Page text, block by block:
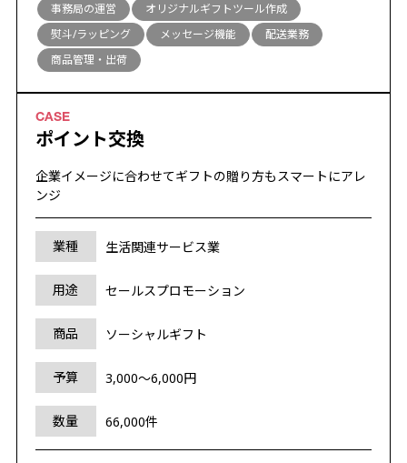
事務局の運営
オリジナルギフトツール作成
熨斗/ラッピング
メッセージ機能
配送業務
商品管理・出荷
ポイント交換
企業イメージに合わせてギフトの贈り方もスマートにアレ
ンジ
業種 生活関連サービス業
用途 セールスプロモーション
商品 ソーシャルギフト
予算 3,000～6,000円
数量 66,000件